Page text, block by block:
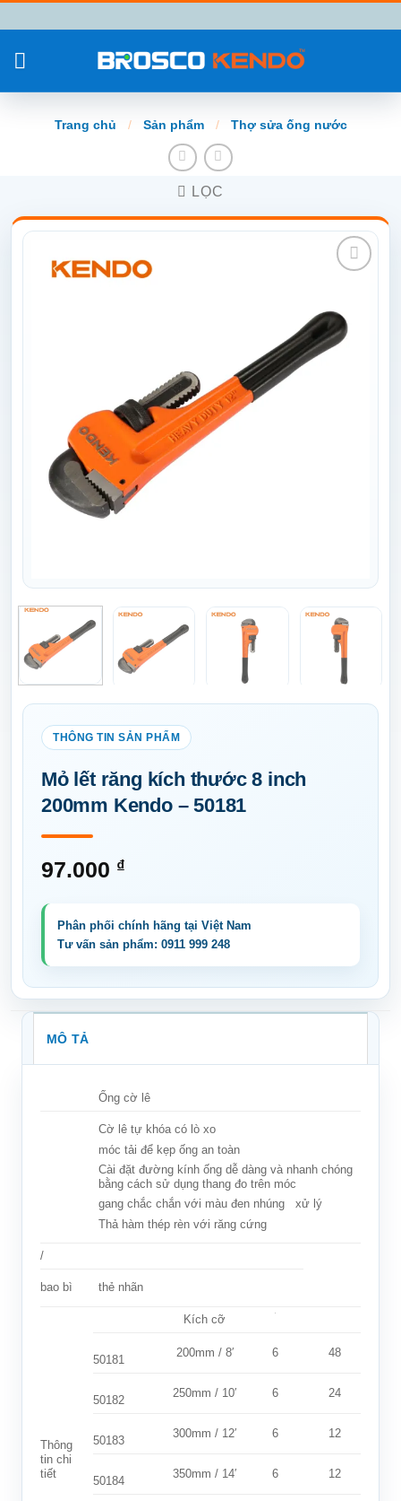
đến
nội
Trang chủ / Sản phẩm / Thợ sửa ống nước
LỌC
Mỏ lết răng kích thước 8 inch
200mm Kendo – 50181
97.000 ₫
MÔ TẢ
Ống cờ lê
Cờ lê tự khóa có lò xo
móc tải để kẹp ống an toàn
Cài đặt đường kính ống dễ dàng và nhanh chóng
bằng cách sử dụng thang đo trên móc
gang chắc chắn với màu đen nhúng xử lý
Thả hàm thép rèn với răng cứng
/
bao bì thẻ nhãn
Thông
tin chi
tiết
Kích cỡ
50181
200mm / 8′ 6 48
50182
250mm / 10′ 6 24
50183
300mm / 12′ 6 12
50184
350mm / 14′ 6 12